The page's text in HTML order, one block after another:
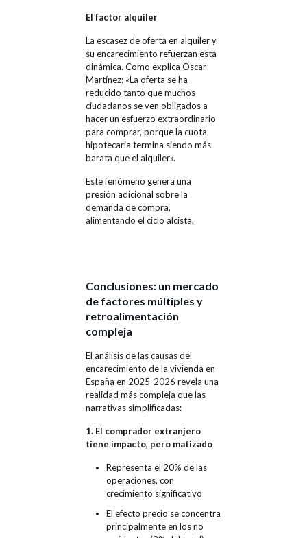
El factor alquiler
La escasez de oferta en alquiler y
su encarecimiento refuerzan esta
dinámica. Como explica Óscar
Martínez: «La oferta se ha
reducido tanto que muchos
ciudadanos se ven obligados a
hacer un esfuerzo extraordinario
para comprar, porque la cuota
hipotecaria termina siendo más
barata que el alquiler».
Este fenómeno genera una
presión adicional sobre la
demanda de compra,
alimentando el ciclo alcista.
Conclusiones: un mercado
de factores múltiples y
retroalimentación
compleja
El análisis de las causas del
encarecimiento de la vivienda en
España en 2025-2026 revela una
realidad más compleja que las
narrativas simplificadas:
1. El comprador extranjero
tiene impacto, pero matizado
Representa el 20% de las
operaciones, con
crecimiento significativo
El efecto precio se concentra
principalmente en los no